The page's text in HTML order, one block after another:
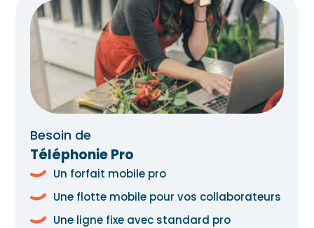
Besoin de
Téléphonie Pro
Un forfait mobile pro
Une flotte mobile pour vos collaborateurs
Une ligne fixe avec standard pro